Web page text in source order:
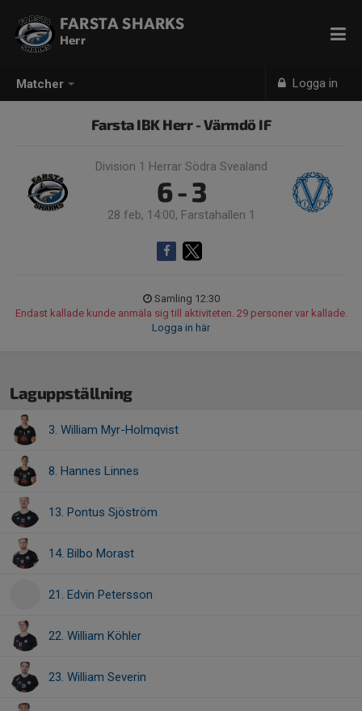
Matcher Logga in
FARSTA SHARKS
Herr
Farsta IBK Herr - Värmdö IF
Division 1 Herrar Södra Svealand
6 - 3
28 feb, 14:00, Farstahallen 1
Samling 12:30
Endast kallade kunde anmäla sig till aktiviteten. 29 personer var kallade.
Logga in här
Laguppställning
3. William Myr-Holmqvist
8. Hannes Linnes
13. Pontus Sjöström
14. Bilbo Morast
21. Edvin Petersson
22. William Köhler
23. William Severin